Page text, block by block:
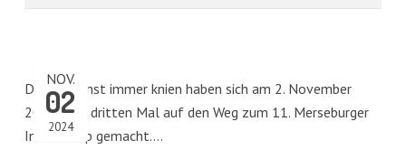
NOV.
02
2024
Die, die sonst immer knien haben sich am 2. November
2024 zum dritten Mal auf den Weg zum 11. Merseburger
Indoor-Cup gemacht.…